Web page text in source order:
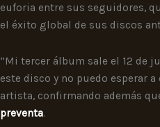
euforia entre sus seguidores,
el éxito global de sus discos
“Mi tercer álbum sale el 12 de
este disco y no puedo esperar
artista, confirmando además
preventa.